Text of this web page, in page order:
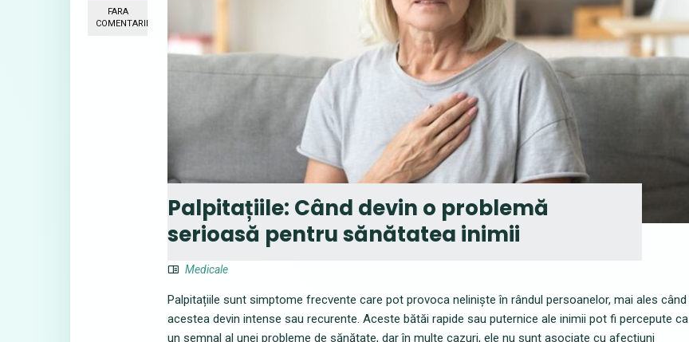
FARA
COMENTARII
Palpitațiile: Când devin o problemă
serioasă pentru sănătatea inimii
Medicale
Palpitațiile sunt simptome frecvente care pot provoca neliniște în rândul persoanelor, mai ales când
acestea devin intense sau recurente. Aceste bătăi rapide sau puternice ale inimii pot fi percepute ca
un semnal al unei probleme de sănătate, dar în multe cazuri, ele nu sunt asociate cu afecțiuni